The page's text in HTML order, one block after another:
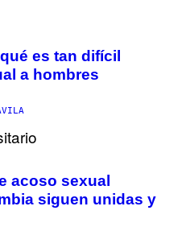
es tan difícil
a hombres
acoso sexual
siguen unidas y